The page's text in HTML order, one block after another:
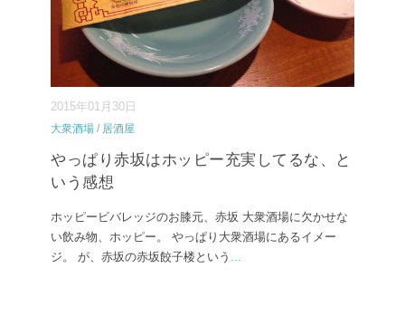
2015年01月30日
大衆酒場 / 居酒屋
やっぱり赤坂はホッピー充実してるな、と
いう感想
ホッピービバレッジのお膝元、赤坂 大衆酒場に欠かせな
い飲み物、ホッピー。 やっぱり大衆酒場にあるイメー
ジ。 が、赤坂の赤坂餃子楼という